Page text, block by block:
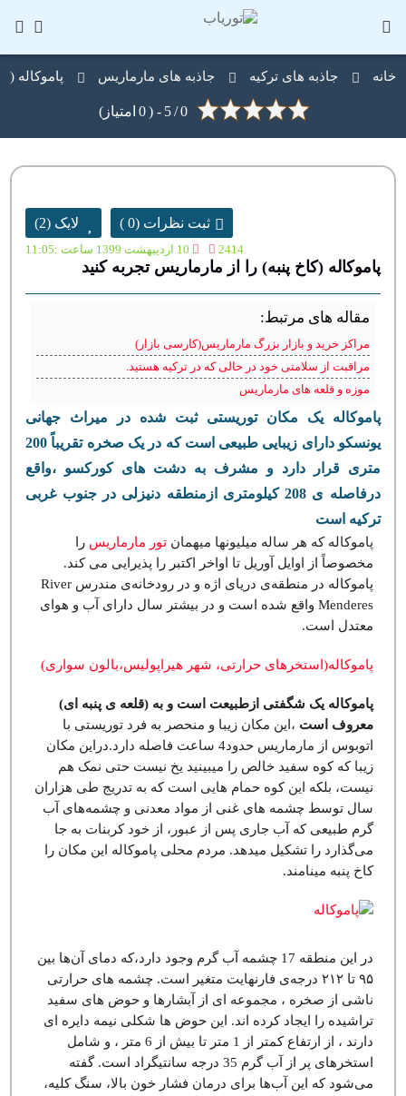
خانه جاذبه های ترکیه جاذبه های مارماریس پاموکاله
0
/
5
- (
0 امتیاز)
لایک (
2
) ثبت نظرات (0 )
10 اردیبهشت 1399 ساعت :11:05 2414
پاموکاله (کاخ پنبه) را از مارماریس تجربه کنید
مقاله های مرتبط:
مراکز خرید و بازار بزرگ مارماریس(کارسی بازار)
مراقبت از سلامتی خود در حالی که در ترکیه هستید.
موزه و قلعه های مارماریس
پاموکاله یک مکان توریستی ثبت شده در میراث جهانی
یونسکو دارای زیبایی طبیعی است که در یک صخره تقریباً 200
متری قرار دارد و مشرف به دشت های کورکسو ،واقع
درفاصله ی 208 کیلومتری ازمنطقه دنیزلی در جنوب غربی
ترکیه است
پاموکاله که هر ساله میلیونها میهمانتور مارماریس را
مخصوصاً از اوایل آوریل تا اواخر اکتبر را پذیرایی می کند.
پاموکاله در منطقه‌ی دریای اژه و در رودخانه‌ی مندرس River
Menderes واقع شده است و در بیشتر سال دارای آب و هوای
معتدل است.
پاموکاله(استخرهای حرارتی، شهر هیراپولیس،بالون سواری)
پاموکاله یک شگفتی ازطبیعت است و به (قلعه ی پنبه ای)
معروف است ،این مکان زیبا و منحصر به فرد توریستی با
اتوبوس از مارماریس حدود4 ساعت فاصله دارد.دراین مکان
زیبا که کوه سفید خالص را میبینید یخ نیست حتی نمک هم
نیست، بلکه این کوه حمام هایی است که به تدریج طی هزاران
سال توسط چشمه های غنی از مواد معدنی و چشمه‌های آب
گرم طبیعی که آب جاری پس از عبور، از خود کربنات به جا
می‌گذارد را تشکیل میدهد. مردم محلی پاموکاله این مکان را
کاخ پنبه مینامند.
در این منطقه 17 چشمه آب گرم وجود دارد،که دمای آن‌ها بین
۹۵ تا ۲۱۲ درجه‌ی فارنهایت متغیر است. چشمه های حرارتی
ناشی از صخره ، مجموعه ای از آبشارها و حوض های سفید
تراشیده را ایجاد کرده اند. این حوض ها شکلی نیمه دایره ای
دارند ، از ارتفاع کمتر از 1 متر تا بیش از 6 متر ، و شامل
استخرهای پر از آب گرم 35 درجه سانتیگراد است. گفته
می‌شود که این آب‌ها برای درمان فشار خون بالا، سنگ کلیه،